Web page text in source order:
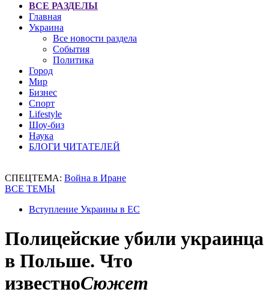
ВСЕ РАЗДЕЛЫ
Главная
Украина
Все новости раздела
События
Политика
Город
Мир
Бизнес
Спорт
Lifestyle
Шоу-биз
Наука
БЛОГИ ЧИТАТЕЛЕЙ
СПЕЦТЕМА: Война в Иране
ВСЕ ТЕМЫ
Вступление Украины в ЕС
Полицейские убили украинца
в Польше. Что
известноСюжет